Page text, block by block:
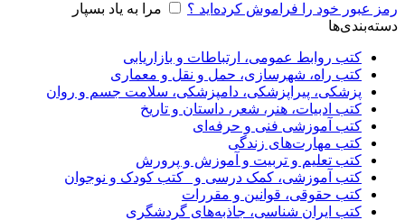
رمز عبور خود را فراموش کرده‌اید ؟
مرا به یاد بسپار
دسته‌بندی‌ها
کتب روابط عمومی، ارتباطات و بازاریابی
کتب راه، شهرسازی، حمل و نقل و معماری
پزشکی، پیراپزشکی، دامپزشکی، سلامت جسم و روان
کتب ادبیات، هنر، شعر، داستان و تاریخ
کتب آموزشی فنی و حرفه‌ای
کتب مهارت‌های زندگی
کتب تعلیم و تربیت و آموزش و پرورش
کتب آموزشی، کمک درسی و _کتب کودک و نوجوان
کتب حقوقی، قوانین و مقررات
کتب ایران شناسی، جاذبه‌های گردشگری